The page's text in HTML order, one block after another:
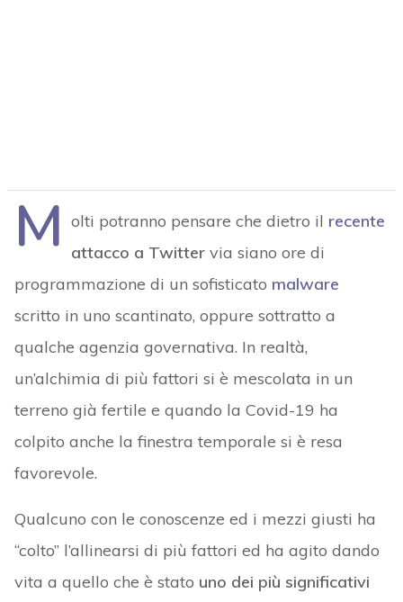
M olti potranno pensare che dietro il recente
attacco a Twittervia siano ore di
programmazione di un sofisticato malware
scritto in uno scantinato, oppure sottratto a
qualche agenzia governativa. In realtà,
un’alchimia di più fattori si è mescolata in un
terreno già fertile e quando la Covid-19 ha
colpito anche la finestra temporale si è resa
favorevole.
Qualcuno con le conoscenze ed i mezzi giusti ha
“colto” l’allinearsi di più fattori ed ha agito dando
vita a quello che è stato uno dei più significativi